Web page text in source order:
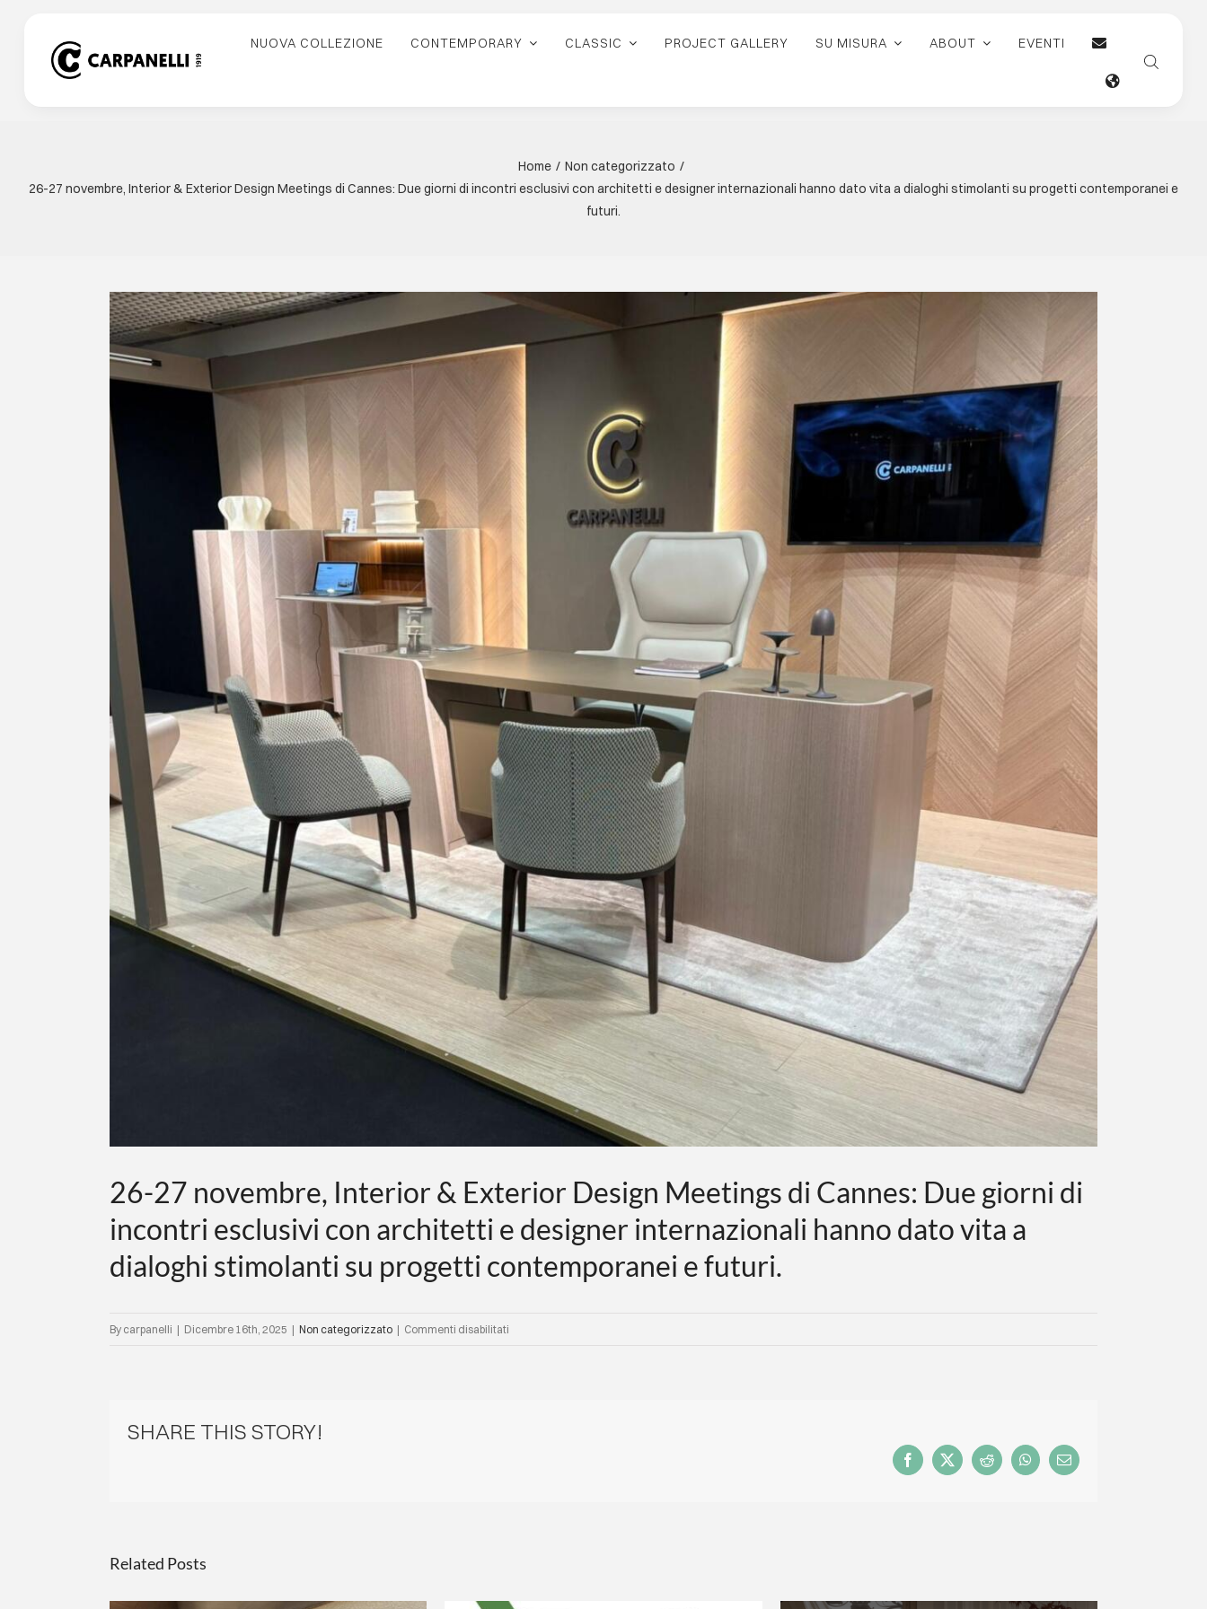
NUOVA COLLEZIONE CONTEMPORARY CLASSIC PROJECT GALLERY SU MISURA ABOUT EVENTI
Home
Non categorizzato
26-27 novembre, Interior & Exterior Design Meetings di Cannes: Due giorni di incontri esclusivi con architetti e designer internazionali hanno dato vita a dialoghi stimolanti su progetti contemporanei e
futuri.
View
Larger
Image
26-27 novembre, Interior & Exterior Design Meetings di Cannes: Due giorni di
incontri esclusivi con architetti e designer internazionali hanno dato vita a
dialoghi stimolanti su progetti contemporanei e futuri.
By carpanelli | Dicembre 16th, 2025 | Non categorizzato | Commenti disabilitati
SHARE THIS STORY!
Facebook
X RedditWhatsApp
Email
Related Posts